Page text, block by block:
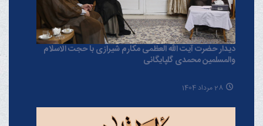
دیدار حضرت آیت الله العظمی مکارم شیرازی با حجت الاسلام
والمسلمین محمدی گلپایگانی
28 مرداد 1404